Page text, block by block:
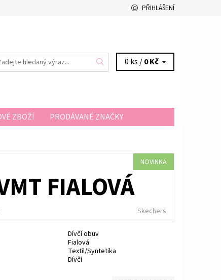
PŘIHLÁŠENÍ
0 ks /0 Kč
ZBOŽÍ
PRODÁVANÉ ZNAČKY
NOVINKA
FIALOVÁ
Skechers
Dívčí obuv
Fialová
Textil/Syntetika
Dívčí